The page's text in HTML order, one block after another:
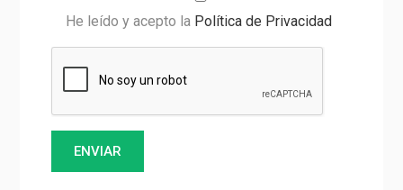
He leído y acepto la Política de Privacidad